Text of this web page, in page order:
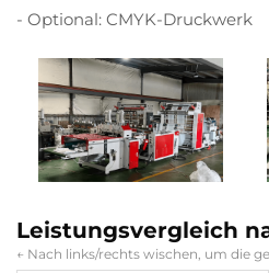
- Optional: CMYK-Druckwerk
Leistungsvergleich
← Nach links/rechts wischen, um die